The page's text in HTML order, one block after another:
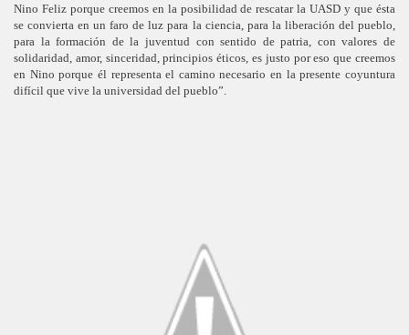
Nino Feliz porque creemos en la posibilidad de rescatar la UASD y que ésta
se convierta en un faro de luz para la ciencia, para la liberación del pueblo,
para la formación de la juventud con sentido de patria, con valores de
solidaridad, amor, sinceridad, principios éticos, es justo por eso que creemos
en Nino porque él representa el camino necesario en la presente coyuntura
difícil que vive la universidad del pueblo”.